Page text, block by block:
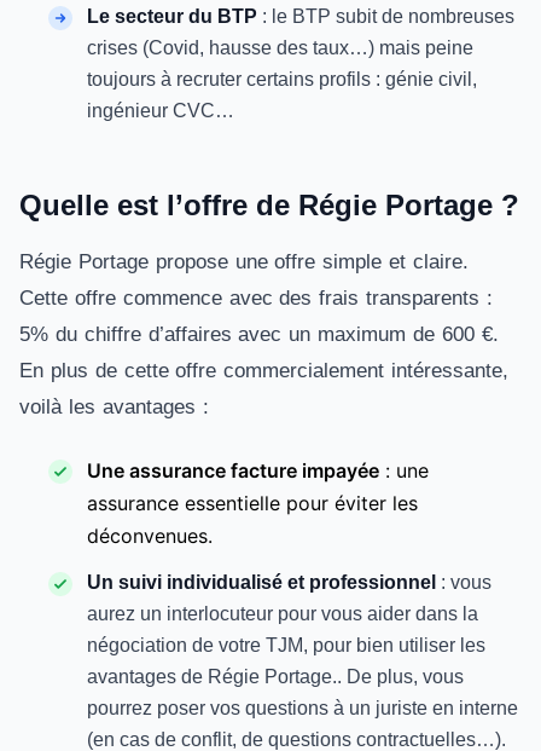
Le secteur du BTP : le BTP subit de nombreuses
crises (Covid, hausse des taux…) mais peine
toujours à recruter certains profils : génie civil,
ingénieur CVC…
Quelle est l’offre de Régie Portage ?
Régie Portage propose une offre simple et claire.
Cette offre commence avec des frais transparents :
5% du chiffre d’affaires avec un maximum de 600 €.
En plus de cette offre commercialement intéressante,
voilà les avantages :
Une assurance facture impayée : une
assurance essentielle pour éviter les
déconvenues.
Un suivi individualisé et professionnel : vous
aurez un interlocuteur pour vous aider dans la
négociation de votre TJM, pour bien utiliser les
avantages de Régie Portage.. De plus, vous
pourrez poser vos questions à un juriste en interne
(en cas de conflit, de questions contractuelles…).